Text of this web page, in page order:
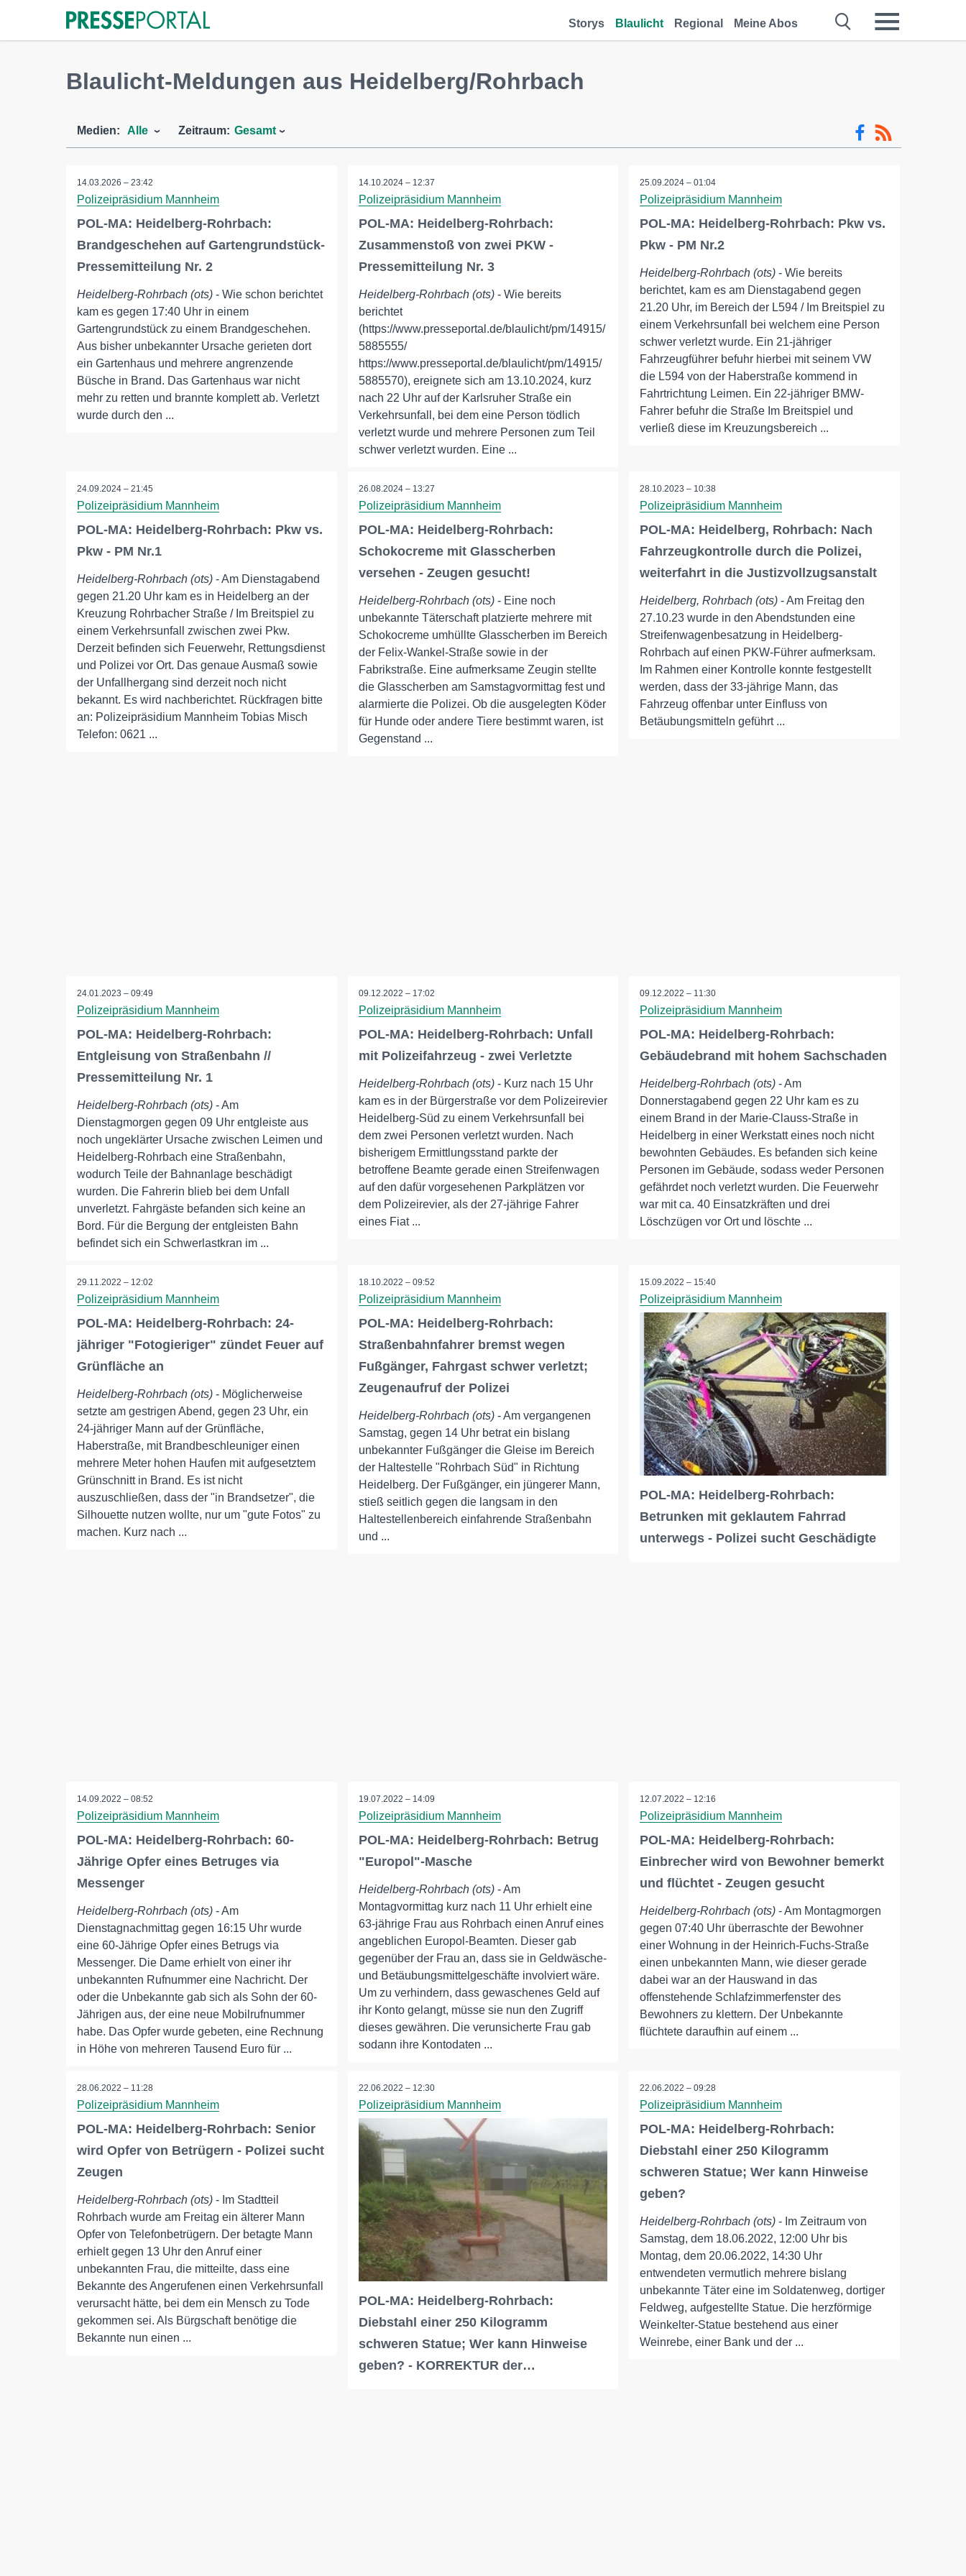
Storys Blaulicht Regional Meine Abos
Blaulicht-Meldungen aus Heidelberg/Rohrbach
Medien: Alle Zeitraum: Gesamt
14.03.2026 – 23:42
Polizeipräsidium Mannheim
POL-MA: Heidelberg-Rohrbach:
Brandgeschehen auf Gartengrundstück-
Pressemitteilung Nr. 2
Heidelberg-Rohrbach (ots) - Wie schon berichtet
kam es gegen 17:40 Uhr in einem
Gartengrundstück zu einem Brandgeschehen.
Aus bisher unbekannter Ursache gerieten dort
ein Gartenhaus und mehrere angrenzende
Büsche in Brand. Das Gartenhaus war nicht
mehr zu retten und brannte komplett ab. Verletzt
wurde durch den ...
14.10.2024 – 12:37
Polizeipräsidium Mannheim
POL-MA: Heidelberg-Rohrbach:
Zusammenstoß von zwei PKW -
Pressemitteilung Nr. 3
Heidelberg-Rohrbach (ots)- Wie bereits
berichtet
(https://www.presseportal.de/blaulicht/pm/14915/
5885555/
https://www.presseportal.de/blaulicht/pm/14915/
5885570), ereignete sich am 13.10.2024, kurz
nach 22 Uhr auf der Karlsruher Straße ein
Verkehrsunfall, bei dem eine Person tödlich
verletzt wurde und mehrere Personen zum Teil
schwer verletzt wurden. Eine ...
25.09.2024 – 01:04
Polizeipräsidium Mannheim
POL-MA: Heidelberg-Rohrbach: Pkw vs.
Pkw - PM Nr.2
Heidelberg-Rohrbach (ots) - Wie bereits
berichtet, kam es am Dienstagabend gegen
21.20 Uhr, im Bereich der L594 / Im Breitspiel zu
einem Verkehrsunfall bei welchem eine Person
schwer verletzt wurde. Ein 21-jähriger
Fahrzeugführer befuhr hierbei mit seinem VW
die L594 von der Haberstraße kommend in
Fahrtrichtung Leimen. Ein 22-jähriger BMW-
Fahrer befuhr die Straße Im Breitspiel und
verließ diese im Kreuzungsbereich ...
24.09.2024 – 21:45
Polizeipräsidium Mannheim
POL-MA: Heidelberg-Rohrbach: Pkw vs.
Pkw - PM Nr.1
Heidelberg-Rohrbach (ots) - Am Dienstagabend
gegen 21.20 Uhr kam es in Heidelberg an der
Kreuzung Rohrbacher Straße / Im Breitspiel zu
einem Verkehrsunfall zwischen zwei Pkw.
Derzeit befinden sich Feuerwehr, Rettungsdienst
und Polizei vor Ort. Das genaue Ausmaß sowie
der Unfallhergang sind derzeit noch nicht
bekannt. Es wird nachberichtet. Rückfragen bitte
an: Polizeipräsidium Mannheim Tobias Misch
Telefon: 0621 ...
26.08.2024 – 13:27
Polizeipräsidium Mannheim
POL-MA: Heidelberg-Rohrbach:
Schokocreme mit Glasscherben
versehen - Zeugen gesucht!
Heidelberg-Rohrbach (ots)- Eine noch
unbekannte Täterschaft platzierte mehrere mit
Schokocreme umhüllte Glasscherben im Bereich
der Felix-Wankel-Straße sowie in der
Fabrikstraße. Eine aufmerksame Zeugin stellte
die Glasscherben am Samstagvormittag fest und
alarmierte die Polizei. Ob die ausgelegten Köder
für Hunde oder andere Tiere bestimmt waren, ist
Gegenstand ...
28.10.2023 – 10:38
Polizeipräsidium Mannheim
POL-MA: Heidelberg, Rohrbach: Nach
Fahrzeugkontrolle durch die Polizei,
weiterfahrt in die Justizvollzugsanstalt
Heidelberg, Rohrbach (ots) - Am Freitag den
27.10.23 wurde in den Abendstunden eine
Streifenwagenbesatzung in Heidelberg-
Rohrbach auf einen PKW-Führer aufmerksam.
Im Rahmen einer Kontrolle konnte festgestellt
werden, dass der 33-jährige Mann, das
Fahrzeug offenbar unter Einfluss von
Betäubungsmitteln geführt ...
24.01.2023 – 09:49
Polizeipräsidium Mannheim
POL-MA: Heidelberg-Rohrbach:
Entgleisung von Straßenbahn //
Pressemitteilung Nr. 1
Heidelberg-Rohrbach (ots) - Am
Dienstagmorgen gegen 09 Uhr entgleiste aus
noch ungeklärter Ursache zwischen Leimen und
Heidelberg-Rohrbach eine Straßenbahn,
wodurch Teile der Bahnanlage beschädigt
wurden. Die Fahrerin blieb bei dem Unfall
unverletzt. Fahrgäste befanden sich keine an
Bord. Für die Bergung der entgleisten Bahn
befindet sich ein Schwerlastkran im ...
09.12.2022 – 17:02
Polizeipräsidium Mannheim
POL-MA: Heidelberg-Rohrbach: Unfall
mit Polizeifahrzeug - zwei Verletzte
Heidelberg-Rohrbach (ots)- Kurz nach 15 Uhr
kam es in der Bürgerstraße vor dem Polizeirevier
Heidelberg-Süd zu einem Verkehrsunfall bei
dem zwei Personen verletzt wurden. Nach
bisherigem Ermittlungsstand parkte der
betroffene Beamte gerade einen Streifenwagen
auf den dafür vorgesehenen Parkplätzen vor
dem Polizeirevier, als der 27-jährige Fahrer
eines Fiat ...
09.12.2022 – 11:30
Polizeipräsidium Mannheim
POL-MA: Heidelberg-Rohrbach:
Gebäudebrand mit hohem Sachschaden
Heidelberg-Rohrbach (ots) - Am
Donnerstagabend gegen 22 Uhr kam es zu
einem Brand in der Marie-Clauss-Straße in
Heidelberg in einer Werkstatt eines noch nicht
bewohnten Gebäudes. Es befanden sich keine
Personen im Gebäude, sodass weder Personen
gefährdet noch verletzt wurden. Die Feuerwehr
war mit ca. 40 Einsatzkräften und drei
Löschzügen vor Ort und löschte ...
29.11.2022 – 12:02
Polizeipräsidium Mannheim
POL-MA: Heidelberg-Rohrbach: 24-
jähriger "Fotogieriger" zündet Feuer auf
Grünfläche an
Heidelberg-Rohrbach (ots) - Möglicherweise
setzte am gestrigen Abend, gegen 23 Uhr, ein
24-jähriger Mann auf der Grünfläche,
Haberstraße, mit Brandbeschleuniger einen
mehrere Meter hohen Haufen mit aufgesetztem
Grünschnitt in Brand. Es ist nicht
auszuschließen, dass der "in Brandsetzer", die
Silhouette nutzen wollte, nur um "gute Fotos" zu
machen. Kurz nach ...
18.10.2022 – 09:52
Polizeipräsidium Mannheim
POL-MA: Heidelberg-Rohrbach:
Straßenbahnfahrer bremst wegen
Fußgänger, Fahrgast schwer verletzt;
Zeugenaufruf der Polizei
Heidelberg-Rohrbach (ots)- Am vergangenen
Samstag, gegen 14 Uhr betrat ein bislang
unbekannter Fußgänger die Gleise im Bereich
der Haltestelle "Rohrbach Süd" in Richtung
Heidelberg. Der Fußgänger, ein jüngerer Mann,
stieß seitlich gegen die langsam in den
Haltestellenbereich einfahrende Straßenbahn
und ...
15.09.2022 – 15:40
Polizeipräsidium Mannheim
POL-MA: Heidelberg-Rohrbach:
Betrunken mit geklautem Fahrrad
unterwegs - Polizei sucht Geschädigte
14.09.2022 – 08:52
Polizeipräsidium Mannheim
POL-MA: Heidelberg-Rohrbach: 60-
Jährige Opfer eines Betruges via
Messenger
Heidelberg-Rohrbach (ots) - Am
Dienstagnachmittag gegen 16:15 Uhr wurde
eine 60-Jährige Opfer eines Betrugs via
Messenger. Die Dame erhielt von einer ihr
unbekannten Rufnummer eine Nachricht. Der
oder die Unbekannte gab sich als Sohn der 60-
Jährigen aus, der eine neue Mobilrufnummer
habe. Das Opfer wurde gebeten, eine Rechnung
in Höhe von mehreren Tausend Euro für ...
19.07.2022 – 14:09
Polizeipräsidium Mannheim
POL-MA: Heidelberg-Rohrbach: Betrug
"Europol"-Masche
Heidelberg-Rohrbach (ots)- Am
Montagvormittag kurz nach 11 Uhr erhielt eine
63-jährige Frau aus Rohrbach einen Anruf eines
angeblichen Europol-Beamten. Dieser gab
gegenüber der Frau an, dass sie in Geldwäsche-
und Betäubungsmittelgeschäfte involviert wäre.
Um zu verhindern, dass gewaschenes Geld auf
ihr Konto gelangt, müsse sie nun den Zugriff
dieses gewähren. Die verunsicherte Frau gab
sodann ihre Kontodaten ...
12.07.2022 – 12:16
Polizeipräsidium Mannheim
POL-MA: Heidelberg-Rohrbach:
Einbrecher wird von Bewohner bemerkt
und flüchtet - Zeugen gesucht
Heidelberg-Rohrbach (ots) - Am Montagmorgen
gegen 07:40 Uhr überraschte der Bewohner
einer Wohnung in der Heinrich-Fuchs-Straße
einen unbekannten Mann, wie dieser gerade
dabei war an der Hauswand in das
offenstehende Schlafzimmerfenster des
Bewohners zu klettern. Der Unbekannte
flüchtete daraufhin auf einem ...
28.06.2022 – 11:28
Polizeipräsidium Mannheim
POL-MA: Heidelberg-Rohrbach: Senior
wird Opfer von Betrügern - Polizei sucht
Zeugen
Heidelberg-Rohrbach (ots) - Im Stadtteil
Rohrbach wurde am Freitag ein älterer Mann
Opfer von Telefonbetrügern. Der betagte Mann
erhielt gegen 13 Uhr den Anruf einer
unbekannten Frau, die mitteilte, dass eine
Bekannte des Angerufenen einen Verkehrsunfall
verursacht hätte, bei dem ein Mensch zu Tode
gekommen sei. Als Bürgschaft benötige die
Bekannte nun einen ...
22.06.2022 – 12:30
Polizeipräsidium Mannheim
POL-MA: Heidelberg-Rohrbach:
Diebstahl einer 250 Kilogramm
schweren Statue; Wer kann Hinweise
geben? - KORREKTUR der…
22.06.2022 – 09:28
Polizeipräsidium Mannheim
POL-MA: Heidelberg-Rohrbach:
Diebstahl einer 250 Kilogramm
schweren Statue; Wer kann Hinweise
geben?
Heidelberg-Rohrbach (ots) - Im Zeitraum von
Samstag, dem 18.06.2022, 12:00 Uhr bis
Montag, dem 20.06.2022, 14:30 Uhr
entwendeten vermutlich mehrere bislang
unbekannte Täter eine im Soldatenweg, dortiger
Feldweg, aufgestellte Statue. Die herzförmige
Weinkelter-Statue bestehend aus einer
Weinrebe, einer Bank und der ...